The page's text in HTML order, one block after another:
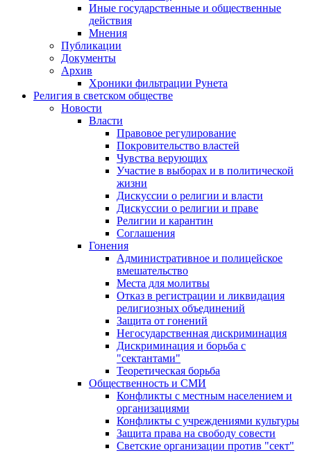
Иные государственные и общественные
действия
Мнения
Публикации
Документы
Архив
Хроники фильтрации Рунета
Религия в светском обществе
Новости
Власти
Правовое регулирование
Покровительство властей
Чувства верующих
Участие в выборах и в политической
жизни
Дискуссии о религии и власти
Дискуссии о религии и праве
Религии и карантин
Соглашения
Гонения
Административное и полицейское
вмешательство
Места для молитвы
Отказ в регистрации и ликвидация
религиозных объединений
Защита от гонений
Негосударственная дискриминация
Дискриминация и борьба с
"сектантами"
Теоретическая борьба
Общественность и СМИ
Конфликты с местным населением и
организациями
Конфликты с учреждениями культуры
Защита права на свободу совести
Светские организации против "сект"